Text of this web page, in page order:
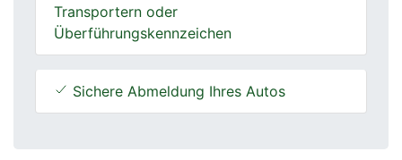
Transportern oder
Überführungskennzeichen
Sichere Abmeldung Ihres Autos